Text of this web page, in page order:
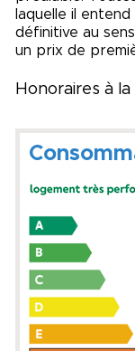
laquelle il
définitive au
un prix de
Honoraires à